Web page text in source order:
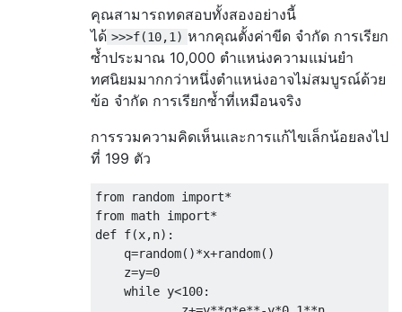
คุณสามารถทดสอบทั้งสองอย่างนี้
ได้ >>>f(10,1) หากคุณตั้งค่าขีด จำกัด การเรียก
ซ้ำประมาณ 10,000 ตำแหน่งความแม่นยำ
ทศนิยมมากกว่าหนึ่งตำแหน่งอาจไม่สมบูรณ์ด้วย
ข้อ จำกัด การเรียกซ้ำที่เหมือนจริง
การรวมความคิดเห็นและการแก้ไขเล็กน้อยลงไป
ที่ 199 ตัว
from random import*
from math import*
def f(x,n):
    q=random()*x+random()
    z=y=0
    while y<100: